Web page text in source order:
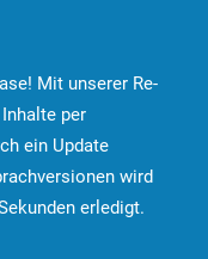
Mit unserer Re-
per
ein Update
wird
erledigt.